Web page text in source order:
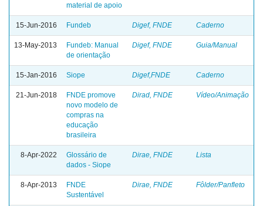
material de apoio
15-Jun-2016 Fundeb Digef, FNDE Caderno
13-May-2013
Fundeb: Manual
de orientação
Digef, FNDE Guia/Manual
15-Jan-2016 Siope Digef,FNDE Caderno
21-Jun-2018
FNDE promove
novo modelo de
compras na
educação
brasileira
Dirad, FNDE Vídeo/Animação
8-Apr-2022
Glossário de
dados - Siope
Dirae, FNDE Lista
8-Apr-2013
FNDE
Sustentável
Dirae, FNDE Fôlder/Panfleto